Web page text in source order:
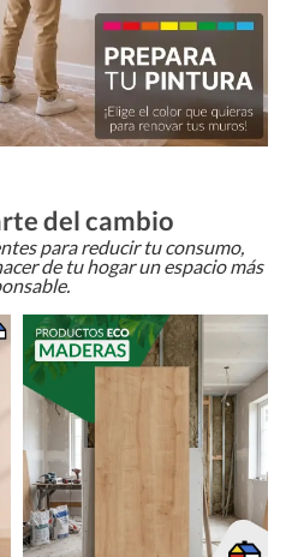
del cambio
para reducir tu consumo,
de tu hogar un espacio más